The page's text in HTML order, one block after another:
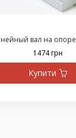
вал на опоре,
1474 грн
Купити